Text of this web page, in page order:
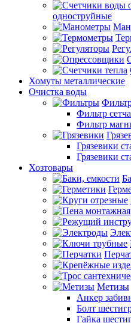
одноструйные
Хомуты металлические
Очистка воды
Фильтр
Фильтр
Грязевики
Грязевики
Хозтовары
Метизы
Анкер
Болт
Гайка